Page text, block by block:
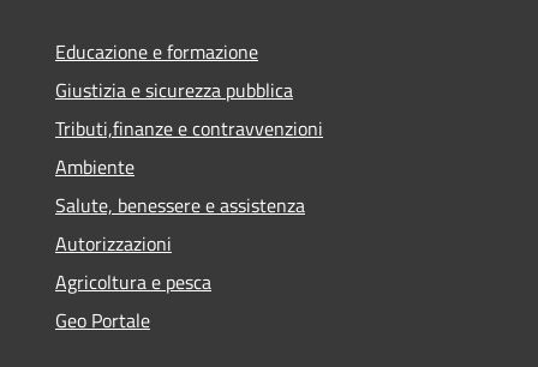
Educazione e formazione
Giustizia e sicurezza pubblica
Tributi,finanze e contravvenzioni
Ambiente
Salute, benessere e assistenza
Autorizzazioni
Agricoltura e pesca
Geo Portale